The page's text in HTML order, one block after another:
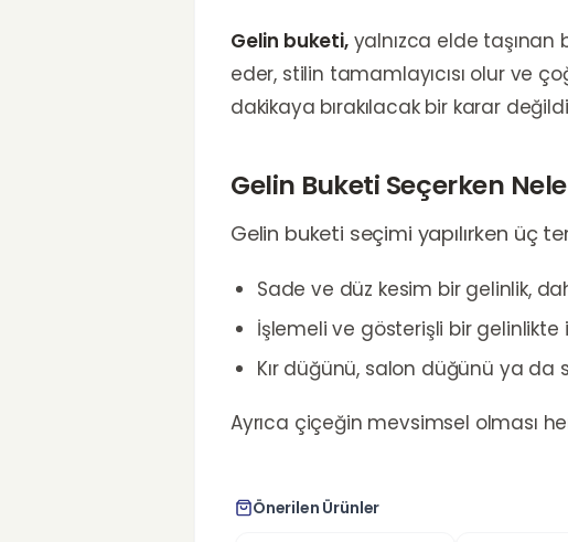
Gelin buketi,yalnızca elde taşınan
eder, stilin tamamlayıcısı olur ve
dakikaya bırakılacak bir karar
Gelin Buketi Seçerken
Gelin buketi seçimi yapılırken üç
Sade ve düz kesim bir gelinlik,
İşlemeli ve gösterişli bir
Kır düğünü, salon düğünü ya
Ayrıca çiçeğin mevsimsel olması
Önerilen Ürünler